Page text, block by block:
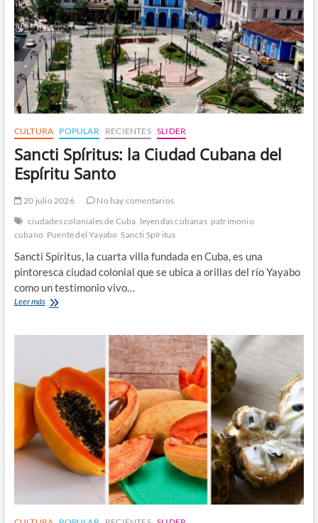
Sequedad
Persistente
CULTURA POPULAR RECIENTES SLIDER
Sancti Spíritus: la Ciudad Cubana del
Espíritu Santo
20 julio 2026
No hay comentarios
ciudades coloniales de Cuba leyendas cubanas patrimonio
cubano Puente del Yayabo Sancti Spíritus
Sancti Spíritus, la cuarta villa fundada en Cuba, es una
pintoresca ciudad colonial que se ubica a orillas del río Yayabo
como un testimonio vivo…
Leer másSancti
Espíritu
Santo